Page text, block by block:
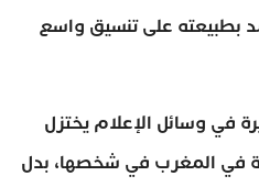
بطبيعته على تنسيق واسع
في وسائل الإعلام يختزل
في المغرب في شخصها، بدل